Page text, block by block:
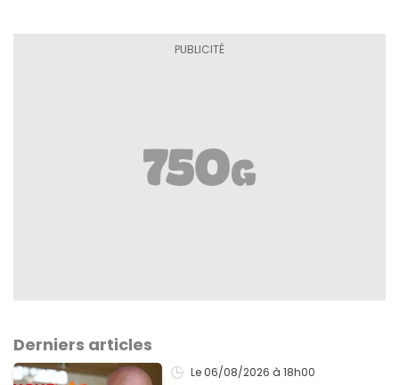
Derniers articles
Le 06/08/2026 à 18h00